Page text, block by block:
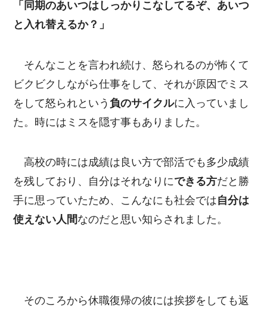
「同期のあいつはしっかりこなしてるぞ、あいつ
と入れ替えるか？」
そんなことを言われ続け、怒られるのが怖くて
ビクビクしながら仕事をして、それが原因でミス
をして怒られという負のサイクルに入っていまし
た。時にはミスを隠す事もありました。
高校の時には成績は良い方で部活でも多少成績
を残しており、自分はそれなりにできる方だと勝
手に思っていたため、こんなにも社会では自分は
使えない人間なのだと思い知らされました。
そのころから休職復帰の彼には挨拶をしても返